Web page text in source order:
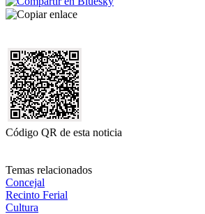
Código QR de esta noticia
Temas relacionados
Concejal
Recinto Ferial
Cultura